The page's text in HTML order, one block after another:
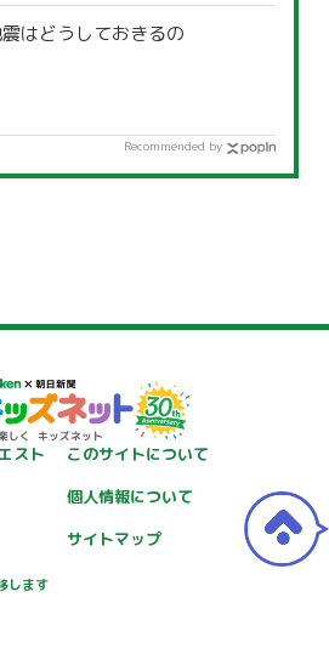
はどうしておきるの
Recommended by
スト
このサイトについて
個人情報について
します
サイトマップ